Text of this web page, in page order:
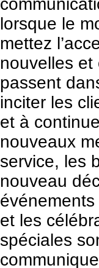
lorsque le
mettez
nouvelles et
passent
inciter les
et à
nouveaux
service, les
nouveau
et les
spéciales